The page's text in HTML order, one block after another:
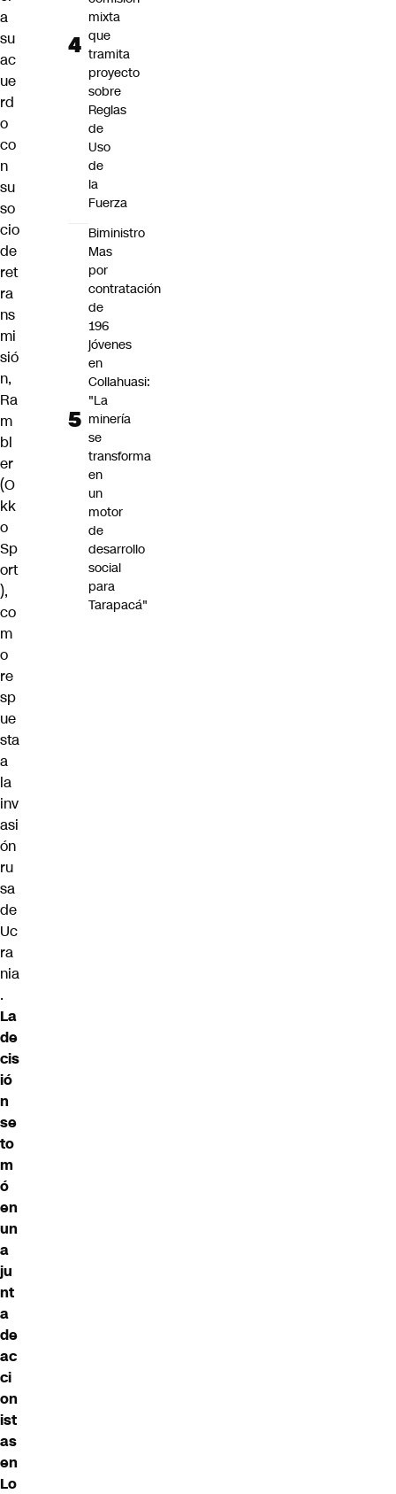
a
su
ac
ue
rd
o
co
n
su
so
cio
de
ret
ra
ns
mi
sió
n,
Ra
m
bl
er
(O
kk
o
Sp
ort
),
co
m
o
re
sp
ue
sta
a
la
inv
asi
ón
ru
sa
de
Uc
ra
nia
.
La
de
cis
ió
n
se
to
m
ó
en
un
a
ju
nt
a
de
ac
ci
on
ist
as
en
Lo
mixta
que
tramita
proyecto
sobre
Reglas
de
Uso
de
la
Fuerza
Biministro
Mas
por
contratación
de
196
jóvenes
en
Collahuasi:
"La
minería
se
transforma
en
un
motor
de
desarrollo
social
para
Tarapacá"